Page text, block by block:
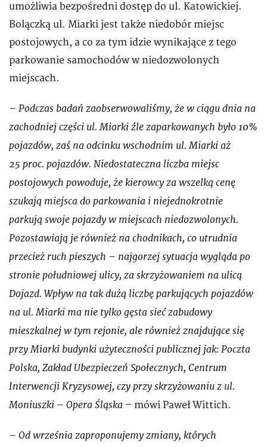
umożliwia bezpośredni dostęp do ul. Katowickiej.
Bolączką ul. Miarki jest także niedobór miejsc
postojowych, a co za tym idzie wynikające z tego
parkowanie samochodów w niedozwolonych
miejscach.
– Podczas badań zaobserwowaliśmy, że w ciągu dnia na
zachodniej części ul. Miarki źle zaparkowanych było 10%
pojazdów, zaś na odcinku wschodnim ul. Miarki aż
25 proc. pojazdów. Niedostateczna liczba miejsc
postojowych powoduje, że kierowcy za wszelką cenę
szukają miejsca do parkowania i niejednokrotnie
parkują swoje pojazdy w miejscach niedozwolonych.
Pozostawiają je również na chodnikach, co utrudnia
przecież ruch pieszych – najgorzej sytuacja wygląda po
stronie południowej ulicy, za skrzyżowaniem na ulicą
Dojazd. Wpływ na tak dużą liczbę parkujących pojazdów
na ul. Miarki ma nie tylko gęsta sieć zabudowy
mieszkalnej w tym rejonie, ale również znajdujące się
przy Miarki budynki użyteczności publicznej jak: Poczta
Polska, Zakład Ubezpieczeń Społecznych, Centrum
Interwencji Kryzysowej, czy przy skrzyżowaniu z ul.
Moniuszki – Opera Śląska – mówi Paweł Wittich.
– Od września zaproponujemy zmiany, których